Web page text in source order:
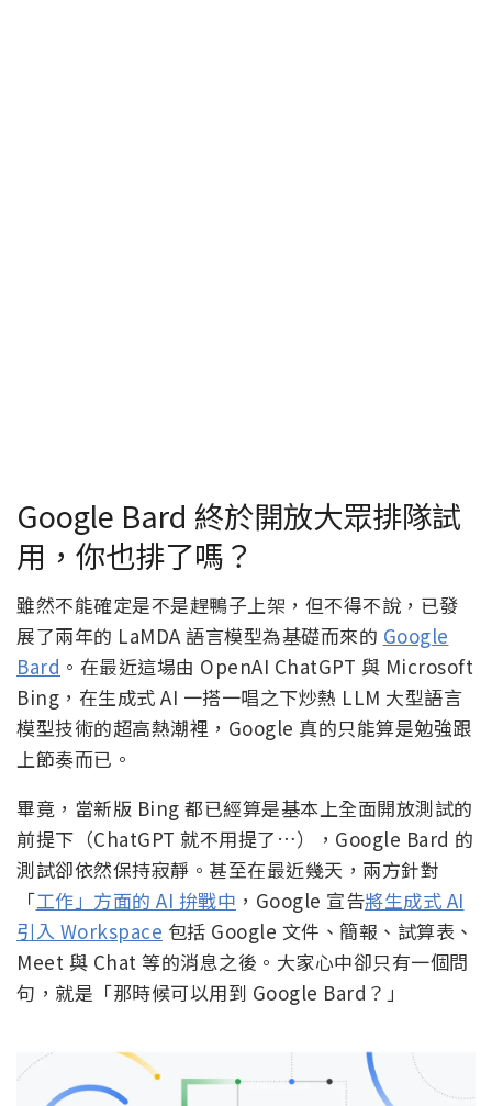
Google Bard 終於開放大眾排隊試
用，你也排了嗎？
雖然不能確定是不是趕鴨子上架，但不得不說，已發
展了兩年的 LaMDA 語言模型為基礎而來的 Google
Bard 。在最近這場由 OpenAI ChatGPT 與 Microsoft
Bing，在生成式 AI 一搭一唱之下炒熱 LLM 大型語言
模型技術的超高熱潮裡，Google 真的只能算是勉強跟
上節奏而已。
畢竟，當新版 Bing 都已經算是基本上全面開放測試的
前提下（ChatGPT 就不用提了…），Google Bard 的
測試卻依然保持寂靜。甚至在最近幾天，兩方針對
「工作」方面的 AI 拚戰中 ，Google 宣告將生成式 AI
引入 Workspace 包括 Google 文件、簡報、試算表、
Meet 與 Chat 等的消息之後。大家心中卻只有一個問
句，就是「那時候可以用到 Google Bard？」